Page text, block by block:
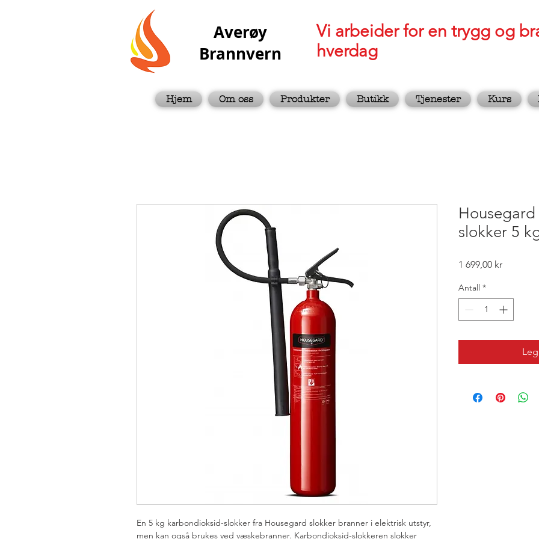
Averøy
Brannvern
Vi arbeider for en trygg og
hverdag
Hjem Om oss Produkter Butikk Tjenester Kurs
En 5 kg karbondioksid-slokker fra Housegard slokker branner i elektrisk utstyr,
men kan også brukes ved væskebranner. Karbondioksid-slokkeren slokker
slokker 5
1 699,00 krPris
Antall *